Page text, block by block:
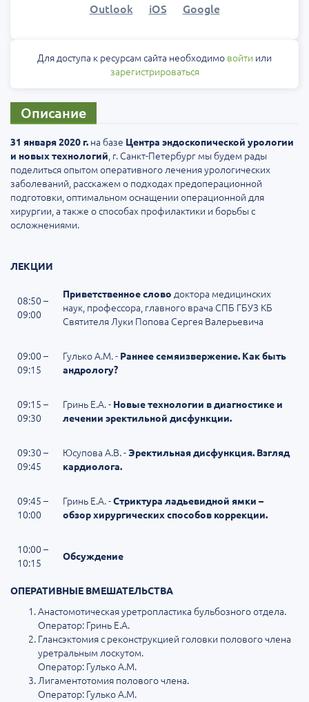
Outlook iOS Google
Для доступа к ресурсам сайта необходимо войти или
зарегистрироваться
Описание
31 января 2020 г. на базе Центра эндоскопической урологии
и новых технологий, г. Санкт-Петербург мы будем рады
поделиться опытом оперативного лечения урологических
заболеваний, расскажем о подходах предоперационной
подготовки, оптимальном оснащении операционной для
хирургии, а также о способах профилактики и борьбы с
осложнениями.
ЛЕКЦИИ
08:50 –
09:00
Приветственное слово доктора медицинских
наук, профессора, главного врача СПБ ГБУЗ КБ
Святителя Луки Попова Сергея Валерьевича
09:00 –
09:15
Гулько А.М. - Раннее семяизвержение. Как быть
андрологу?
09:15 –
09:30
Гринь Е.А. - Новые технологии в диагностике и
лечении эректильной дисфункции.
09:30 –
09:45
Юсупова А.В. -Эректильная дисфункция. Взгляд
кардиолога.
09:45 –
10:00
Гринь Е.А. -Стриктура ладьевидной ямки –
обзор хирургических способов коррекции.
10:00 –
10:15
Обсуждение
ОПЕРАТИВНЫЕ ВМЕШАТЕЛЬСТВА
Анастомотическая уретропластика бульбозного отдела.
Оператор: Гринь Е.А.
Глансэктомия с реконструкцией головки полового члена
уретральным лоскутом.
Оператор: Гулько А.М.
Лигаментотомия полового члена.
Оператор: Гулько А.М.